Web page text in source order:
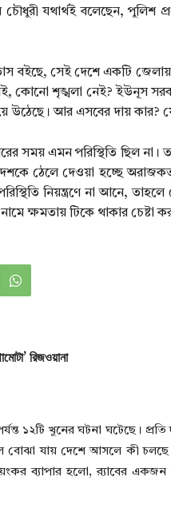
যথার্থই বলেছেন, পুলিশ
বইছে, সেই দেশে একটি
শৃঙ্খলা নেই? ইউনূস সরকার
উঠেছে। আর এসবের দায় কার?
এমন পরিস্থিতি ছিল না।
দেশকে ঠেলে দেওয়া হচ্ছে
নিয়ন্ত্রণে না আনে,
ক্ষমতায় টিকে থাকার চেষ্টা
রিজওয়ানা
১২টি খুনের ঘটনা ঘটেছে।
যায় দেশে আসলে কী
ব্যাপার হলো, র‍্যাবের